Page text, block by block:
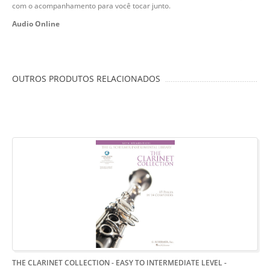
com o acompanhamento para você tocar junto.
Audio Online
OUTROS PRODUTOS RELACIONADOS
THE CLARINET COLLECTION - EASY TO INTERMEDIATE LEVEL-